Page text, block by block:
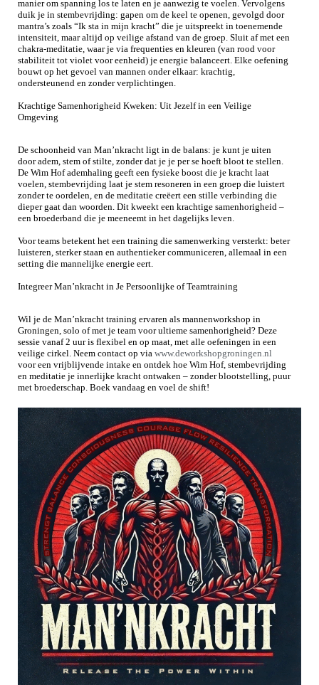
manier om spanning los te laten en je aanwezig te voelen. Vervolgens
duik je in stembevrijding: gapen om de keel te openen, gevolgd door
mantra’s zoals “Ik sta in mijn kracht” die je uitspreekt in toenemende
intensiteit, maar altijd op veilige afstand van de groep. Sluit af met een
chakra-meditatie, waar je via frequenties en kleuren (van rood voor
stabiliteit tot violet voor eenheid) je energie balanceert. Elke oefening
bouwt op het gevoel van mannen onder elkaar: krachtig,
ondersteunend en zonder verplichtingen.
Krachtige Samenhorigheid Kweken: Uit Jezelf in een Veilige
Omgeving
De schoonheid van Man’nkracht ligt in de balans: je kunt je uiten
door adem, stem of stilte, zonder dat je je per se hoeft bloot te stellen.
De Wim Hof ademhaling geeft een fysieke boost die je kracht laat
voelen, stembevrijding laat je stem resoneren in een groep die luistert
zonder te oordelen, en de meditatie creëert een stille verbinding die
dieper gaat dan woorden. Dit kweekt een krachtige samenhorigheid –
een broederband die je meeneemt in het dagelijks leven.
Voor teams betekent het een training die samenwerking versterkt: beter
luisteren, sterker staan en authentieker communiceren, allemaal in een
setting die mannelijke energie eert.
Integreer Man’nkracht in Je Persoonlijke of Teamtraining
Wil je de Man’nkracht training ervaren als mannenworkshop in
Groningen, solo of met je team voor ultieme samenhorigheid? Deze
sessie vanaf 2 uur is flexibel en op maat, met alle oefeningen in een
veilige cirkel. Neem contact op via www.deworkshopgroningen.nl
voor een vrijblijvende intake en ontdek hoe Wim Hof, stembevrijding
en meditatie je innerlijke kracht ontwaken – zonder blootstelling, puur
met broederschap. Boek vandaag en voel de shift!